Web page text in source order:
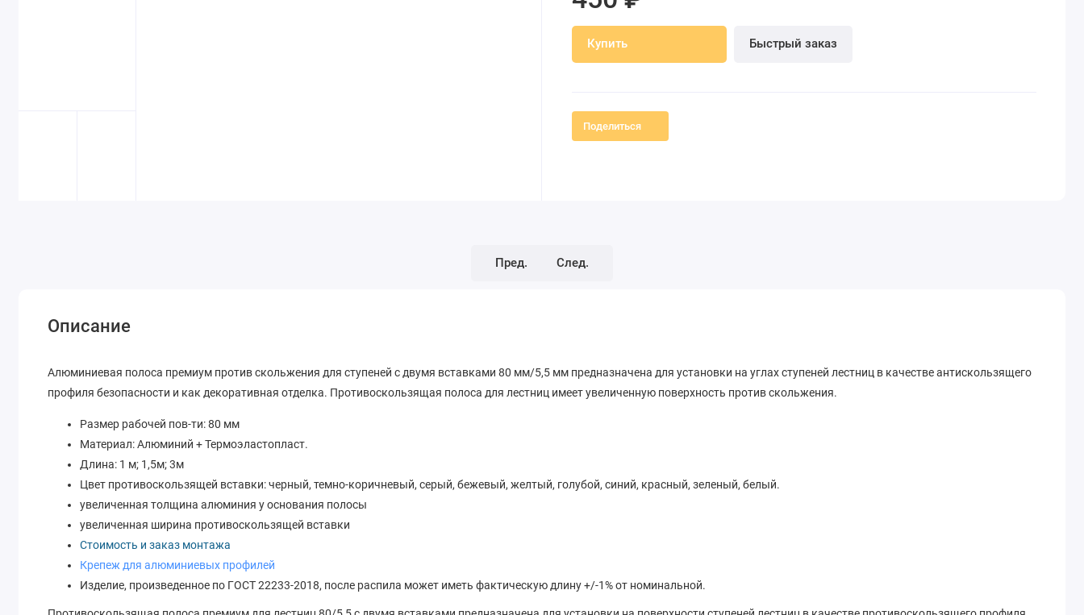
Купить Быстрый заказ
Поделиться
Пред. След.
Описание
Алюминиевая полоса премиум против скольжения для ступеней с двумя вставками 80 мм/5,5 мм предназначена для установки на углах ступеней лестниц в качестве антискользящего
профиля безопасности и как декоративная отделка. Противоскользящая полоса для лестниц имеет увеличенную поверхность против скольжения.
Размер рабочей пов-ти: 80 мм
Материал: Алюминий + Термоэластопласт.
Длина: 1 м; 1,5м; 3м
Цвет противоскользящей вставки: черный, темно-коричневый, серый, бежевый, желтый, голубой, синий, красный, зеленый, белый.
увеличенная толщина алюминия у основания полосы
увеличенная ширина противоскользящей вставки
Стоимость и заказ монтажа
Крепеж для алюминиевых профилей
Изделие, произведенное по ГОСТ 22233-2018, после распила может иметь фактическую длину +/-1% от номинальной.